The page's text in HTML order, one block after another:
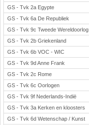
GS - Tvk 2a Egypte
GS - Tvk 6a De Republiek
GS - Tvk 9c Tweede Wereldoorlog
GS - Tvk 2b Griekenland
GS - Tvk 6b VOC - WIC
GS - Tvk 9d Anne Frank
GS - Tvk 2c Rome
GS - Tvk 6c Oorlogen
GS - Tvk 9f Nederlands-Indië
GS - Tvk 3a Kerken en kloosters
GS - Tvk 6d Wetenschap / Kunst